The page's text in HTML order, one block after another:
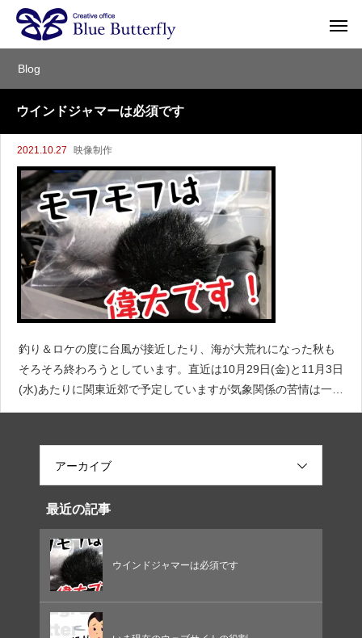
Blog
ウインドジャマーは必須です
2021.10.27 映像制作
釣り＆ロケの度に台風が接近したり、海が大荒れになった秋も
そろそろ終わろうとしています。直近は10月29日(金)と11月3日
(水)あたりに関東近郊で予定していますが気象関係の苦情は一切
受け付けませんのであしからず…まぁ、船を5回予約して出船で
アーカイブ
最近の記事
ウインドジャマーは必須です